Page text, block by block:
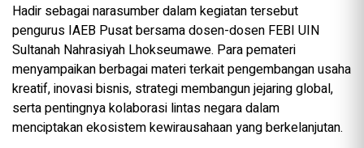
Hadir sebagai narasumber dalam kegiatan tersebut
pengurus IAEB Pusat bersama dosen-dosen FEBI UIN
Sultanah Nahrasiyah Lhokseumawe. Para pemateri
menyampaikan berbagai materi terkait pengembangan usaha
kreatif, inovasi bisnis, strategi membangun jejaring global,
serta pentingnya kolaborasi lintas negara dalam
menciptakan ekosistem kewirausahaan yang berkelanjutan.